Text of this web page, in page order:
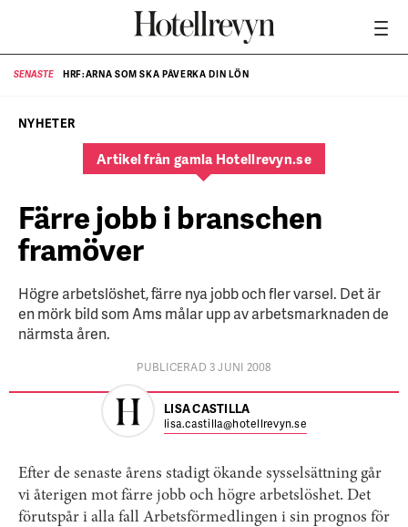
SENASTE HRF:ARNA SOM SKA PÅVERKA DIN LÖN
NYHETER
Artikel från gamla Hotellrevyn.se
Färre jobb i branschen
framöver
Högre arbetslöshet, färre nya jobb och fler varsel. Det är
en mörk bild som Ams målar upp av arbetsmarknaden de
närmsta åren.
PUBLICERAD 3 JUNI 2008
LISA CASTILLA
lisa.castilla@hotellrevyn.se
Efter de senaste årens stadigt ökande sysselsättning går
vi återigen mot färre jobb och högre arbetslöshet. Det
förutspår i alla fall Arbetsförmedlingen i sin prognos för